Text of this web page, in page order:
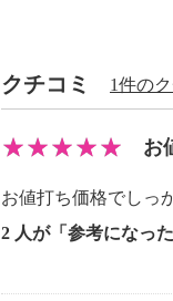
【使用上の注意】
※詳細はパッケージ
・取付作業は２人以
・家具の後ろに壁が
・脚付家具には使用
用できない。
クチコミ 1件の
お
お値打ち価格でしっ
2 人が「参考になっ